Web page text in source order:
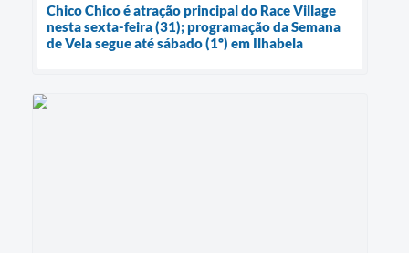
Chico Chico é atração principal do Race Village
nesta sexta-feira (31); programação da Semana
de Vela segue até sábado (1º) em Ilhabela